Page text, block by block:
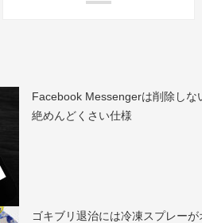
Facebook Messengerは削除しな
絶めんどくさい仕様
ゴキブリ退治には冷凍スプレー